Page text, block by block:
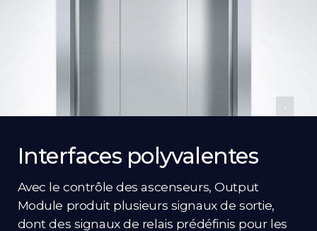
Interfaces polyvalentes
Avec le contrôle des ascenseurs, Output
Module produit plusieurs signaux de sortie,
dont des signaux de relais prédéfinis pour les